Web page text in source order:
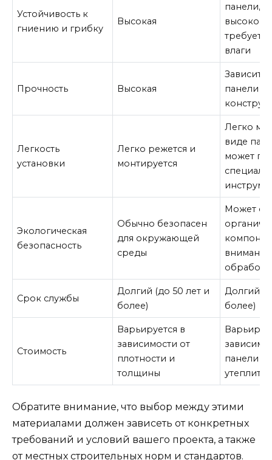
Устойчивость к
гниению и грибку
Высокая
панели,
высокой,
влаги
Прочность Высокая
Зависит
панели и
Легкость
установки
Легко режется и
монтируется
Легко
виде
может
Экологическая
безопасность
Обычно безопасен
для окружающей
среды
Может
Срок службы
Долгий (до 50 лет и
более)
Долгий
более)
Стоимость
Варьируется в
зависимости от
плотности и
толщины
панели и
Обратите внимание, что выбор между этими
материалами должен зависеть от конкретных
требований и условий вашего проекта, а также
от местных строительных норм и стандартов.